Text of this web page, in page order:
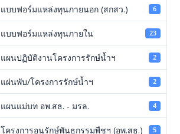
แบบฟอร์มแหล่งทุนภายนอก (สกสว.) 6
แบบฟอร์มแหล่งทุนภายใน 23
แผนปฏิบัติงานโครงการรักษ์น้ำฯ 2
แผ่นพับ/โครงการรักษ์น้ำฯ 2
แผนแม่บท อพ.สธ. - มรล. 4
โครงการอนุรักษ์พันธุกรรมพืชฯ (อพ.สธ.) 5